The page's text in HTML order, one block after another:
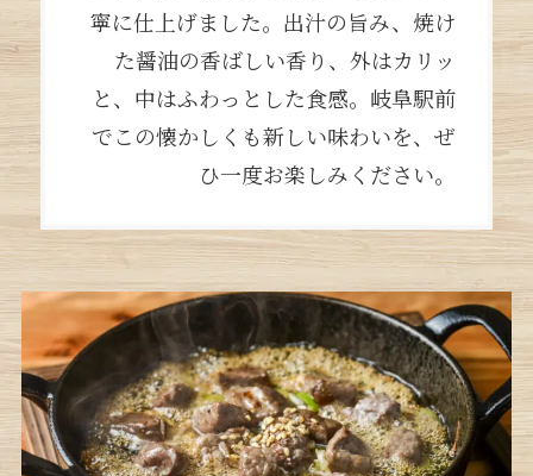
寧に仕上げました。出汁の旨み、焼け
た醤油の香ばしい香り、外はカリッ
と、中はふわっとした食感。岐阜駅前
でこの懐かしくも新しい味わいを、ぜ
ひ一度お楽しみください。